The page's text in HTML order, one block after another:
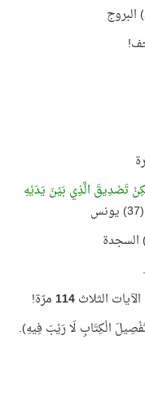
تَصْدِيقَ الَّذِي بَيْنَ يَدَيْهِ
(37) يونس
الثلاث114مرّة!
الْكِتَابِ لَا رَيْبَ فِيهِ).